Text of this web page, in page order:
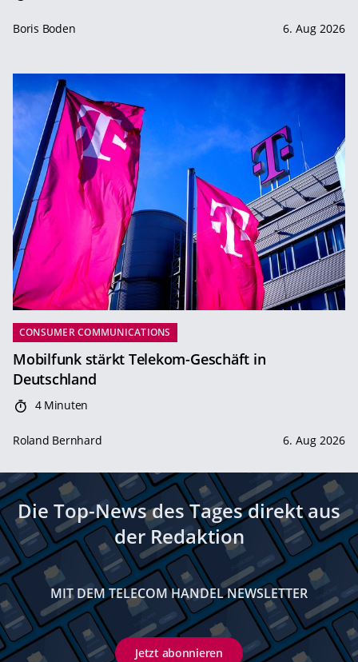
Boris Boden 6. Aug 2026
CONSUMER COMMUNICATIONS
Mobilfunk stärkt Telekom-Geschäft in
Deutschland
4 Minuten
Roland Bernhard 6. Aug 2026
Die Top-News des Tages direkt aus
der Redaktion
MIT DEM TELECOM HANDEL NEWSLETTER
Jetzt abonnieren